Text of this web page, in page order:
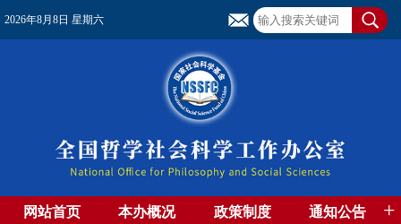
2026年8月8日 星期六
网站首页 本办概况 政策制度 通知公告 +